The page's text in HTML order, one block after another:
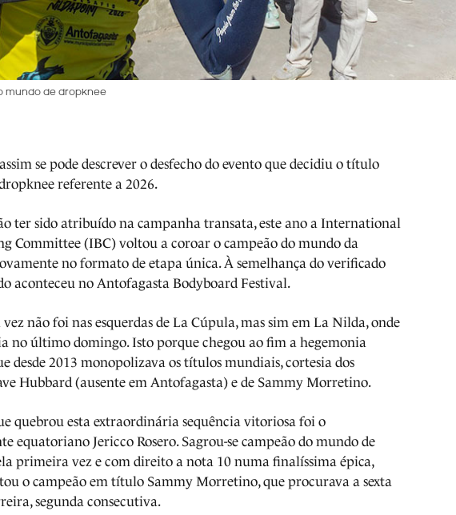
mundo de dropknee
se pode descrever o desfecho do evento que decidiu o título
referente a 2026.
ter sido atribuído na campanha transata, este ano a International
Committee (IBC) voltou a coroar o campeão do mundo da
no formato de etapa única. À semelhança do verificado
aconteceu no Antofagasta Bodyboard Festival.
vez não foi nas esquerdas de La Cúpula, mas sim em La Nilda, onde
no último domingo. Isto porque chegou ao fim a hegemonia
desde 2013 monopolizava os títulos mundiais, cortesia dos
Hubbard (ausente em Antofagasta) e de Sammy Morretino.
quebrou esta extraordinária sequência vitoriosa foi o
equatoriano Jericco Rosero. Sagrou-se campeão do mundo de
primeira vez e com direito a nota 10 numa finalíssima épica,
o campeão em título Sammy Morretino, que procurava a sexta
segunda consecutiva.